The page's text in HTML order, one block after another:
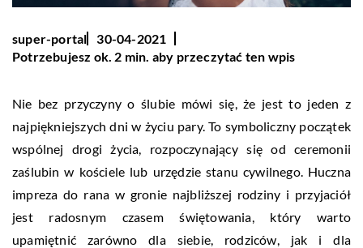
super-portal
30-04-2021
Potrzebujesz ok. 2 min. aby przeczytać ten wpis
Nie bez przyczyny o ślubie mówi się, że jest to jeden z
najpiękniejszych dni w życiu pary. To symboliczny początek
wspólnej drogi życia, rozpoczynający się od ceremonii
zaślubin w kościele lub urzędzie stanu cywilnego. Huczna
impreza do rana w gronie najbliższej rodziny i przyjaciół
jest radosnym czasem świętowania, który warto
upamiętnić zarówno dla siebie, rodziców, jak i dla